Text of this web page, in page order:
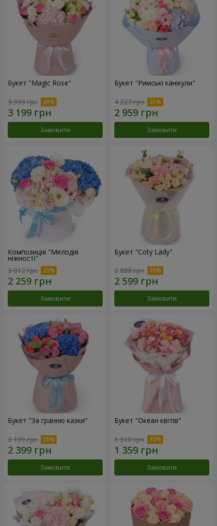
Букет "Magic Rose"
3 999 грн
Замовити
Букет "Римські канікули"
4 227 грн
Замовити
Композиція "Мелодія
ніжності"
3 012 грн
Замовити
Букет "Coty Lady"
2 888 грн
Замовити
Букет "За гранню казки"
3 199 грн
Замовити
Букет "Океан квітів"
1 510 грн
Замовити